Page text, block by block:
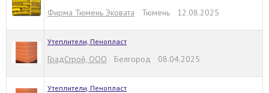
Фирма Тюмень Эковата Тюмень 12.08.2025
Утеплители, Пенопласт
ГрадСтрой, ООО Белгород 08.04.2025
Утеплители, Пенопласт